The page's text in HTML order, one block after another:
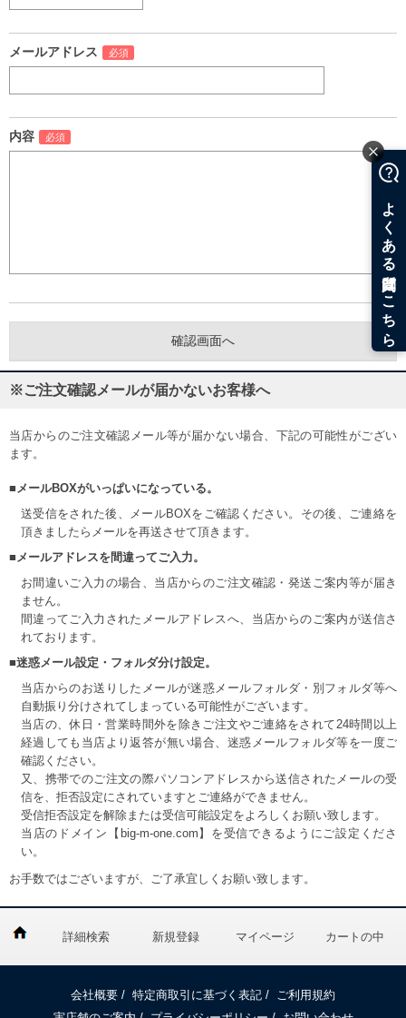
メールアドレス
内容
※ご注文確認メールが届かないお客様へ
当店からのご注文確認メール等が届かない場合、下記の可能性がござい
ます。
■メールBOXがいっぱいになっている。
送受信をされた後、メールBOXをご確認ください。その後、ご連絡を
頂きましたらメールを再送させて頂きます。
■メールアドレスを間違ってご入力。
お間違いご入力の場合、当店からのご注文確認・発送ご案内等が届き
ません。
間違ってご入力されたメールアドレスへ、当店からのご案内が送信さ
れております。
■迷惑メール設定・フォルダ分け設定。
当店からのお送りしたメールが迷惑メールフォルダ・別フォルダ等へ
自動振り分けされてしまっている可能性がございます。
当店の、休日・営業時間外を除きご注文やご連絡をされて24時間以上
経過しても当店より返答が無い場合、迷惑メールフォルダ等を一度ご
確認ください。
又、携帯でのご注文の際パソコンアドレスから送信されたメールの受
信を、拒否設定にされていますとご連絡ができません。
受信拒否設定を解除または受信可能設定をよろしくお願い致します。
当店のドメイン【big-m-one.com】を受信できるようにご設定くださ
い。
お手数ではございますが、ご了承宜しくお願い致します。
詳細検索 新規登録 マイページ カートの中
会社概要 / 特定商取引に基づく表記 /
ご利用規約